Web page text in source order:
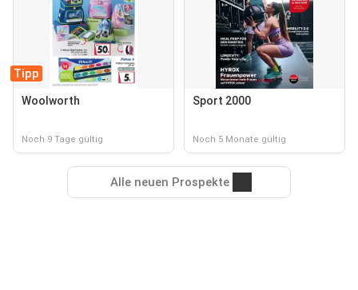
Tipp
Woolworth
Noch 9 Tage gültig
Sport 2000
Noch 5 Monate gültig
Alle neuen Prospekte